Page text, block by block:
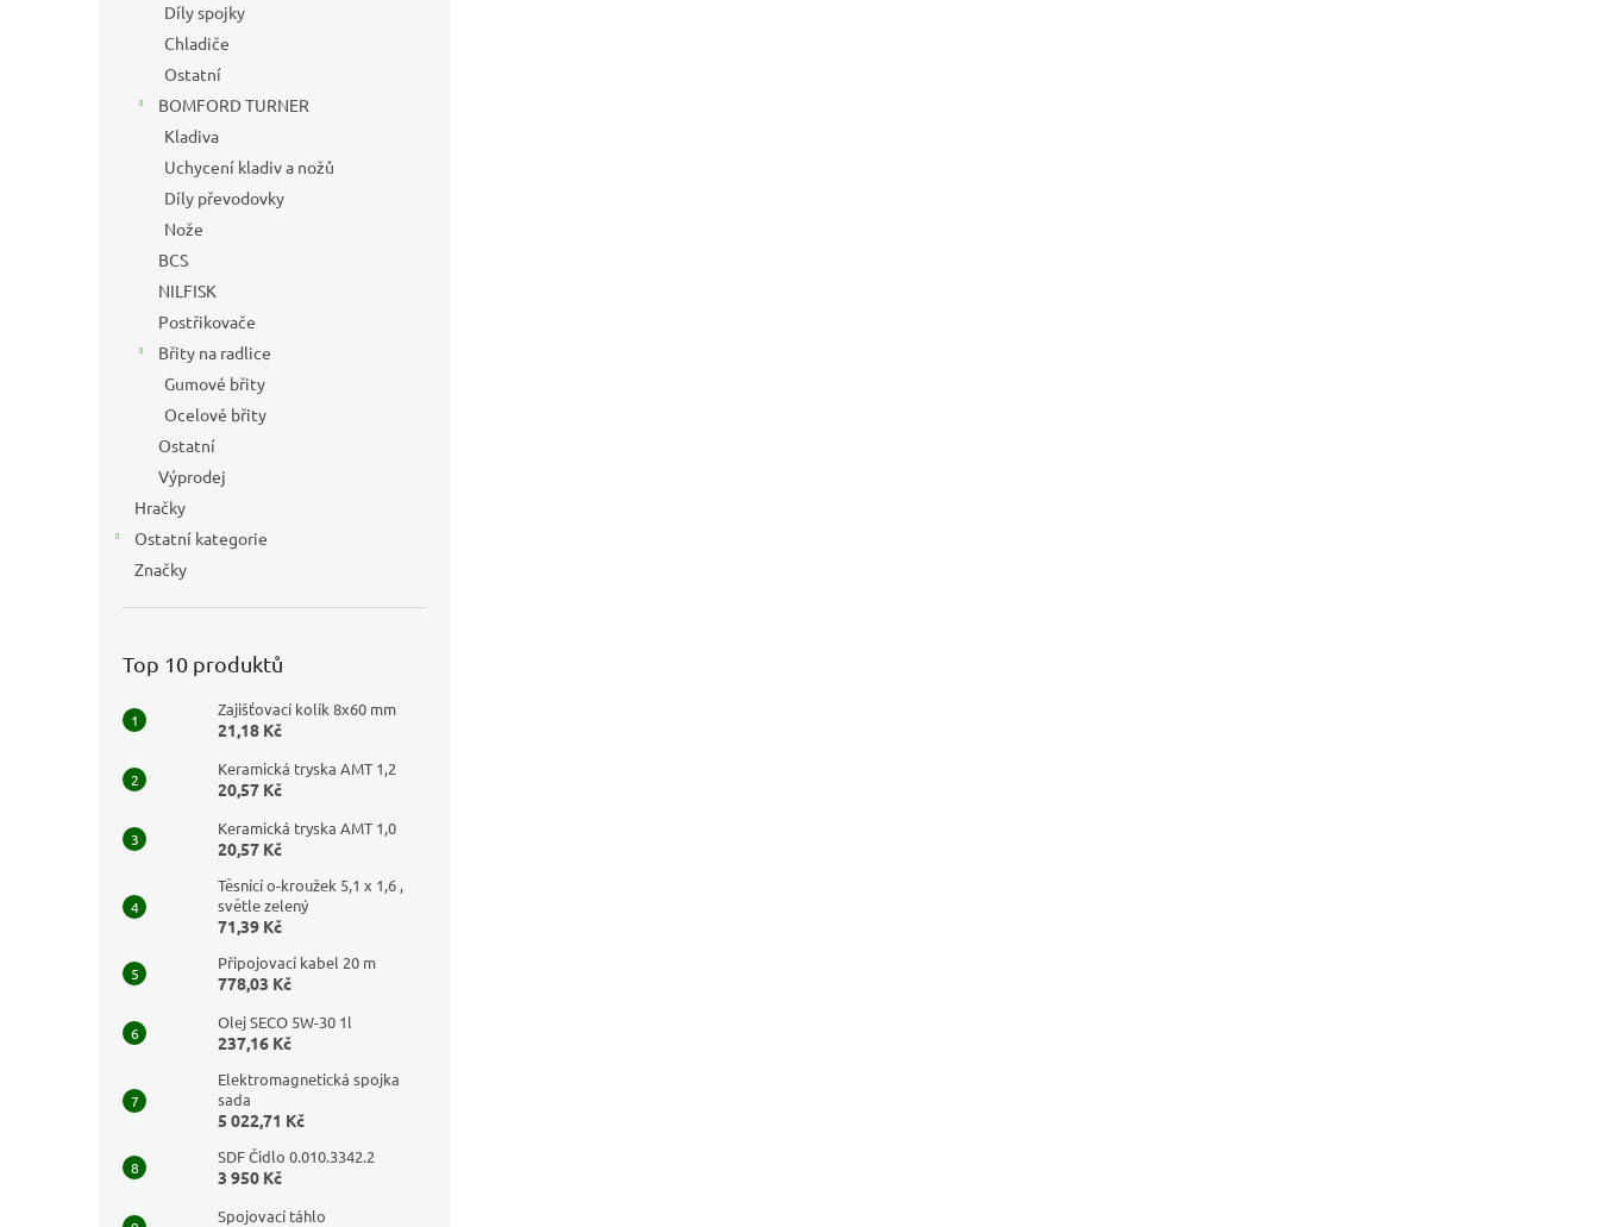
Díly spojky
Chladiče
Ostatní
BOMFORD TURNER
Kladiva
Uchycení kladiv a nožů
Díly převodovky
Nože
BCS
NILFISK
Postřikovače
Břity na radlice
Gumové břity
Ocelové břity
Ostatní
Výprodej
Hračky
Ostatní kategorie
Značky
Top 10 produktů
Zajišťovací kolík 8x60 mm
21,18 Kč
Keramická tryska AMT 1,2
20,57 Kč
Keramická tryska AMT 1,0
20,57 Kč
Těsnící o-kroužek 5,1 x 1,6 ,
světle zelený
71,39 Kč
Připojovací kabel 20 m
778,03 Kč
Olej SECO 5W-30 1l
237,16 Kč
Elektromagnetická spojka
sada
5 022,71 Kč
SDF Čidlo 0.010.3342.2
3 950 Kč
Spojovací táhlo